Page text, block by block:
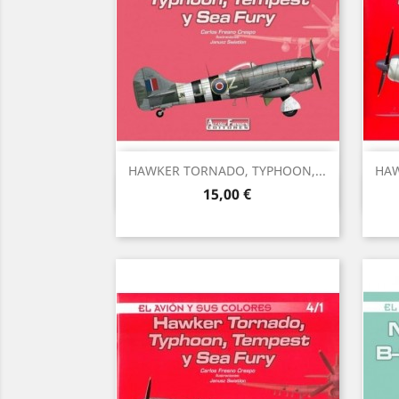
HAWKER TORNADO, TYPHOON,...
Precio
15,00 €
Vista rápida